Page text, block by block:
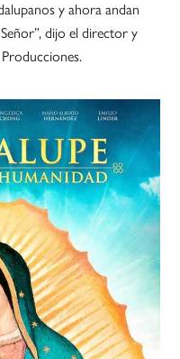
y ahora andan
dijo el director y